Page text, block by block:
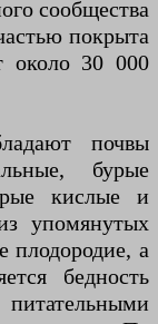
сообщества
покрыта
около 30 000
почвы
бурые
кислые и
упомянутых
плодородие, а
бедность